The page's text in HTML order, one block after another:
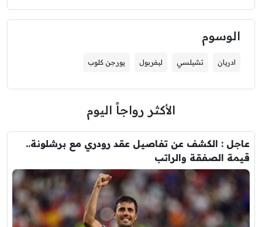
الوسوم
ادريان تشيلسي ليفربول يورجن كلوب
الأكثر رواجاً اليوم
عاجل : الكشف عن تفاصيل عقد رودري مع برشلونة..
قيمة الصفقة والراتب